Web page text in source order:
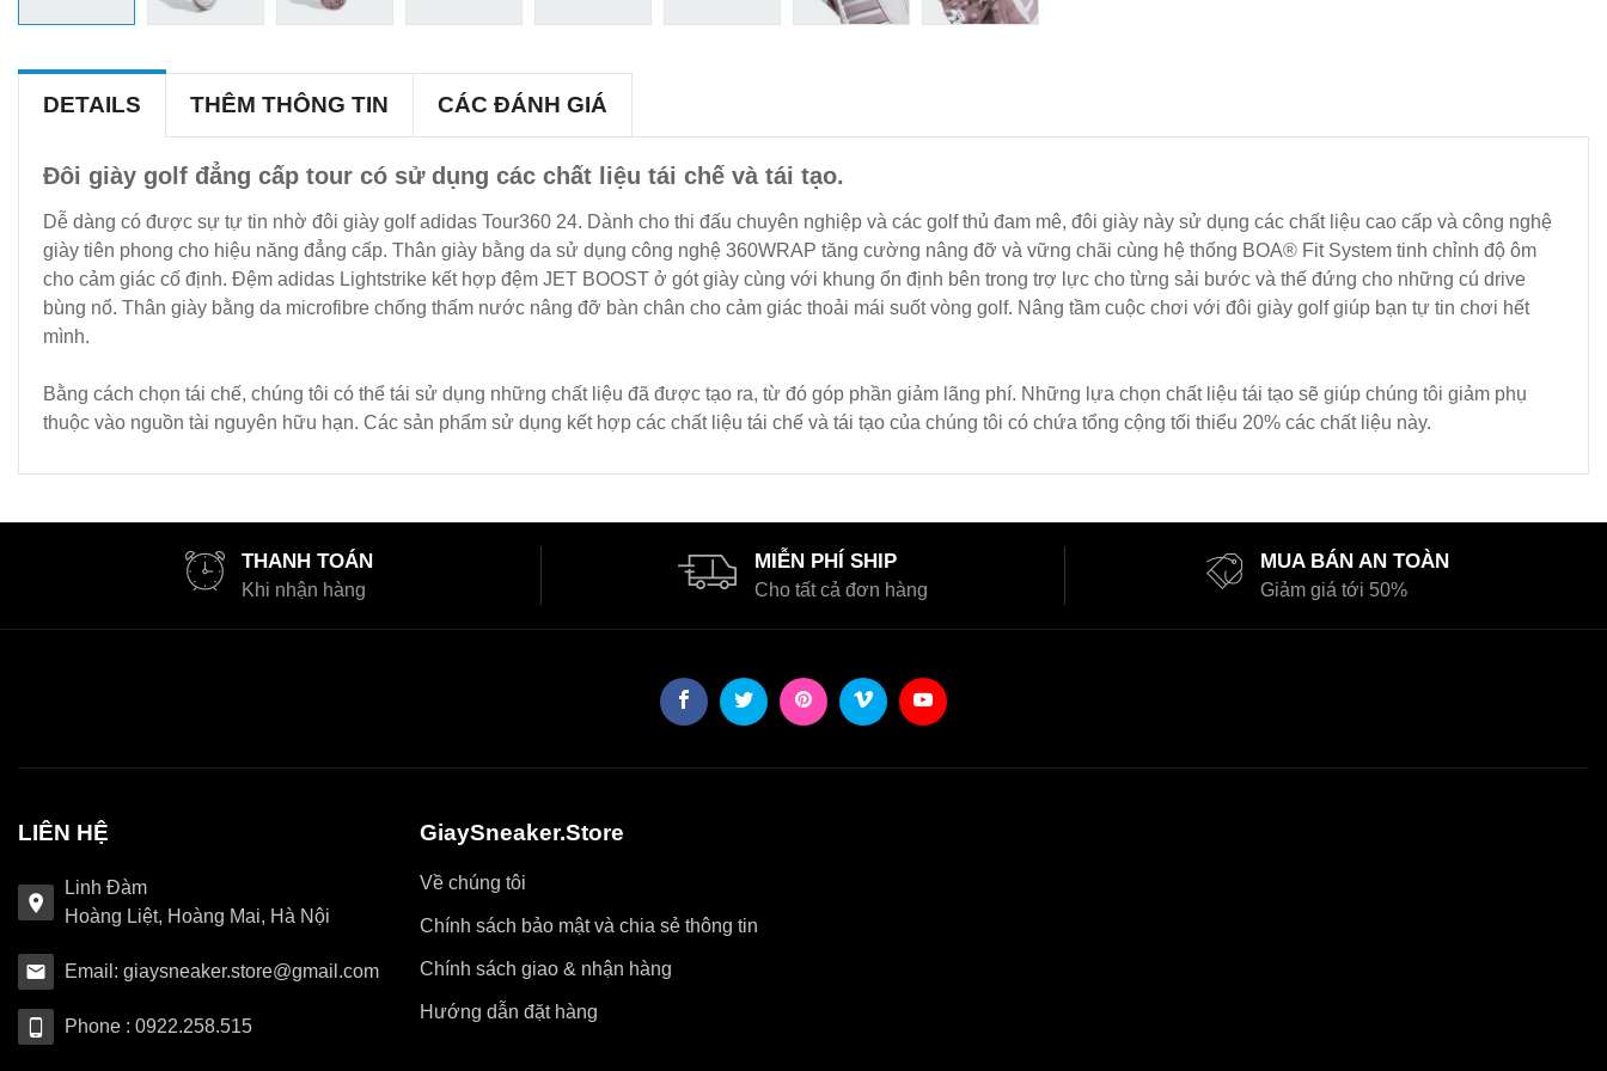
DETAILS THÊM THÔNG TIN CÁC ĐÁNH GIÁ
Đôi giày golf đẳng cấp tour có sử dụng các chất liệu tái chế và tái tạo.
Dễ dàng có được sự tự tin nhờ đôi giày golf adidas Tour360 24. Dành cho thi đấu chuyên nghiệp và các golf thủ đam mê, đôi giày này sử dụng các chất liệu cao cấp và công nghệ
giày tiên phong cho hiệu năng đẳng cấp. Thân giày bằng da sử dụng công nghệ 360WRAP tăng cường nâng đỡ và vững chãi cùng hệ thống BOA® Fit System tinh chỉnh độ ôm
cho cảm giác cố định. Đệm adidas Lightstrike kết hợp đệm JET BOOST ở gót giày cùng với khung ổn định bên trong trợ lực cho từng sải bước và thế đứng cho những cú drive
bùng nổ. Thân giày bằng da microfibre chống thấm nước nâng đỡ bàn chân cho cảm giác thoải mái suốt vòng golf. Nâng tầm cuộc chơi với đôi giày golf giúp bạn tự tin chơi hết
mình.
Bằng cách chọn tái chế, chúng tôi có thể tái sử dụng những chất liệu đã được tạo ra, từ đó góp phần giảm lãng phí. Những lựa chọn chất liệu tái tạo sẽ giúp chúng tôi giảm phụ
thuộc vào nguồn tài nguyên hữu hạn. Các sản phẩm sử dụng kết hợp các chất liệu tái chế và tái tạo của chúng tôi có chứa tổng cộng tối thiểu 20% các chất liệu này.
THANH TOÁN
Khi nhận hàng
MIỄN PHÍ SHIP
Cho tất cả đơn hàng
MUA BÁN AN TOÀN
Giảm giá tới 50%
LIÊN HỆ
Linh Đàm
Hoàng Liệt, Hoàng Mai, Hà Nội
Email: giaysneaker.store@gmail.com
Phone : 0922.258.515
GiaySneaker.Store
Về chúng tôi
Chính sách bảo mật và chia sẻ thông tin
Chính sách giao & nhận hàng
Hướng dẫn đặt hàng